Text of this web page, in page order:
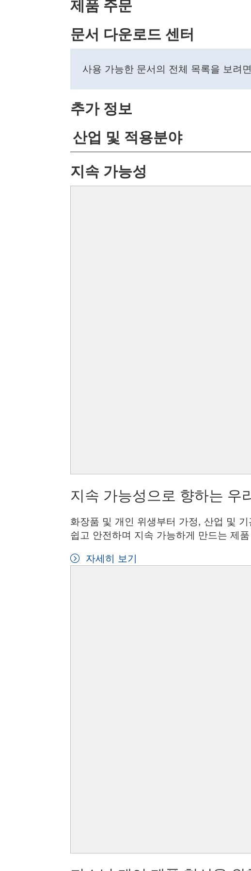
제품 주문
문서 다운로드 센터
사용 가능한 문서의 전체 목록을 보려
추가 정보
산업 및 적용분야
지속 가능성
지속 가능성으로 향하는 우
화장품 및 개인 위생부터 가정, 산업 및
쉽고 안전하며 지속 가능하게 만드는 제
자세히 보기